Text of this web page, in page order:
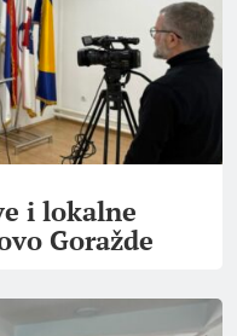
i lokalne
Goražde